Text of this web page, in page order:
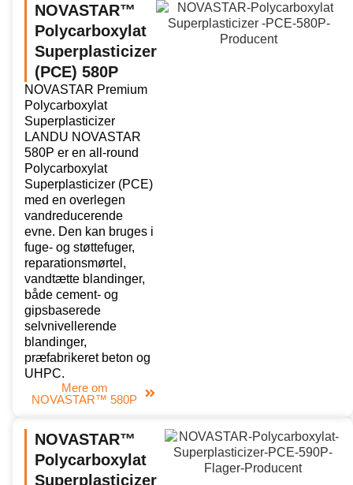
NOVASTAR™
Polycarboxylat
Superplasticizer
(PCE) 580P
NOVASTAR Premium
Polycarboxylat
Superplasticizer
LANDU NOVASTAR
580P er en all-round
Polycarboxylat
Superplasticizer (PCE)
med en overlegen
vandreducerende
evne. Den kan bruges i
fuge- og støttefuger,
reparationsmørtel,
vandtætte blandinger,
både cement- og
gipsbaserede
selvnivellerende
blandinger,
præfabrikeret beton og
UHPC.
Mere om
NOVASTAR™ 580P
NOVASTAR™
Polycarboxylat
Superplasticizer